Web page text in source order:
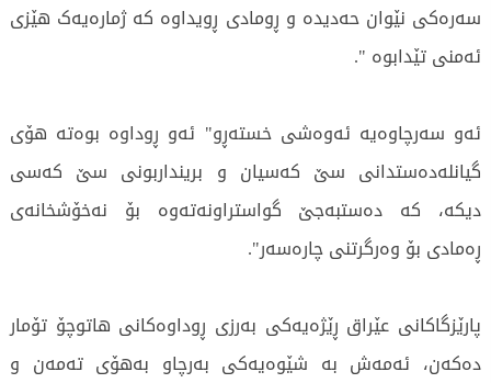
سەرەکی نێوان حەدیده و ڕومادی ڕویداوه که ژمارەیەک هێزی
ئەمنی تێدابوه ".
ئەو سەرچاوەیە ئەوەشی خستەڕو" ئەو ڕوداوە بوەتە هۆی
گیانلەدەستدانی سێ کەسیان و برینداربونی سێ کەسی
دیکە، کە دەستبەجێ گواستراونەتەوە بۆ نەخۆشخانەی
ڕەمادی بۆ وەرگرتنی چارەسەر".
پارێزگاکانی عێراق ڕێژەیەکی بەرزی ڕوداوەکانی هاتوچۆ تۆمار
دەکەن، ئەمەش بە شێوەیەکی بەرچاو بەهۆی تەمەن و